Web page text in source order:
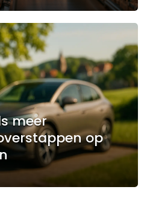
meer
op